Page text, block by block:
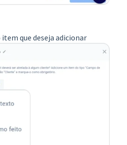
que deseja adicionar